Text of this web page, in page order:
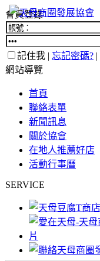
會員登錄
記住我 | 忘記密碼? |
網站導覽
首頁
聯絡表單
新聞訊息
關於協會
在地人推薦好店
活動行事曆
SERVICE